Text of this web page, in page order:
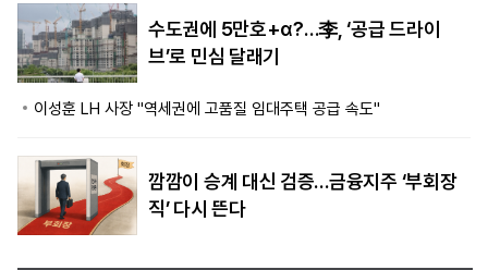
수도권에 5만호+α?…李, ‘공급 드라이
브’로 민심 달래기
이성훈 LH 사장 "역세권에 고품질 임대주택 공급 속도"
깜깜이 승계 대신 검증…금융지주 ‘부회장
직’ 다시 뜬다